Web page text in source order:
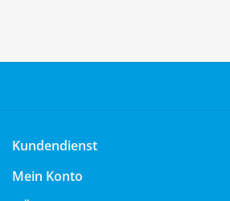
Kundendienst
Mein Konto